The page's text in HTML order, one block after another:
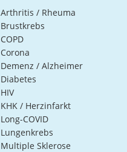
Arthritis / Rheuma
Brustkrebs
COPD
Corona
Demenz / Alzheimer
Diabetes
HIV
KHK / Herzinfarkt
Long-COVID
Lungenkrebs
Multiple Sklerose